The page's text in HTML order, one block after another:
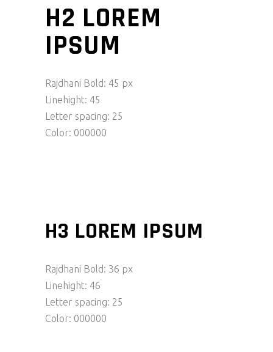
H2 LOREM
IPSUM
Rajdhani Bold: 45 px
Linehight: 45
Letter spacing: 25
Color: 000000
H3 LOREM IPSUM
Rajdhani Bold: 36 px
Linehight: 46
Letter spacing: 25
Color: 000000